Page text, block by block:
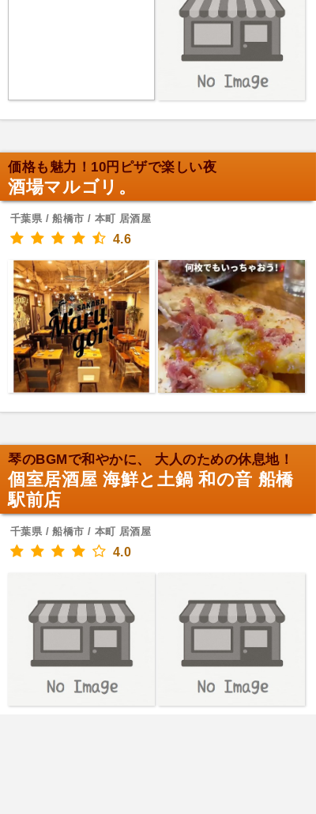
価格も魅力！10円ピザで楽しい夜
酒場マルゴリ。
千葉県 / 船橋市 / 本町 居酒屋
4.6
琴のBGMで和やかに、 大人のための休息地！
個室居酒屋 海鮮と土鍋 和の音 船橋
駅前店
千葉県 / 船橋市 / 本町 居酒屋
4.0